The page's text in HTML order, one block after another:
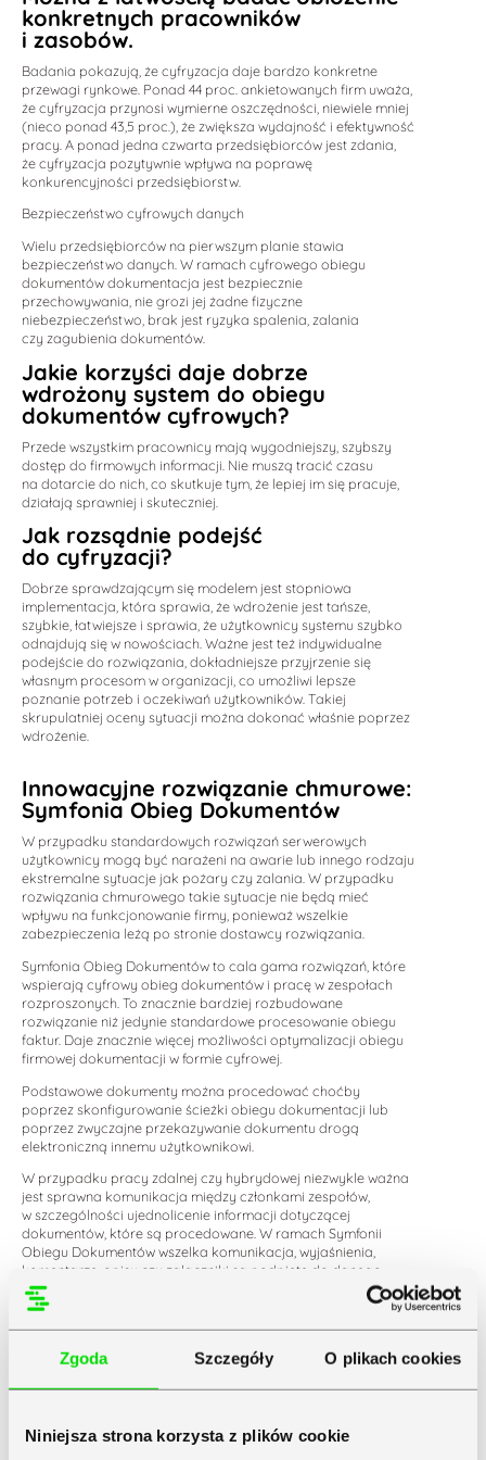
Zgoda Szczegóły O plikach cookies
Niniejsza strona korzysta z plików cookie
konkretnych pracowników
i zasobów.
Badania pokazują, że cyfryzacja daje bardzo konkretne
przewagi rynkowe. Ponad 44 proc. ankietowanych firm uważa,
że cyfryzacja przynosi wymierne oszczędności, niewiele mniej
(nieco ponad 43,5 proc.), że zwiększa wydajność i efektywność
pracy. A ponad jedna czwarta przedsiębiorców jest zdania,
że cyfryzacja pozytywnie wpływa na poprawę
konkurencyjności przedsiębiorstw.
Bezpieczeństwo cyfrowych danych
Wielu przedsiębiorców na pierwszym planie stawia
bezpieczeństwo danych. W ramach cyfrowego obiegu
dokumentów dokumentacja jest bezpiecznie
przechowywania, nie grozi jej żadne fizyczne
niebezpieczeństwo, brak jest ryzyka spalenia, zalania
czy zagubienia dokumentów.
Jakie korzyści daje dobrze
wdrożony system do obiegu
dokumentów cyfrowych?
Przede wszystkim pracownicy mają wygodniejszy, szybszy
dostęp do firmowych informacji. Nie muszą tracić czasu
na dotarcie do nich, co skutkuje tym, że lepiej im się pracuje,
działają sprawniej i skuteczniej.
Jak rozsądnie podejść
do cyfryzacji?
Dobrze sprawdzającym się modelem jest stopniowa
implementacja, która sprawia, że wdrożenie jest tańsze,
szybkie, łatwiejsze i sprawia, że użytkownicy systemu szybko
odnajdują się w nowościach. Ważne jest też indywidualne
podejście do rozwiązania, dokładniejsze przyjrzenie się
własnym procesom w organizacji, co umożliwi lepsze
poznanie potrzeb i oczekiwań użytkowników. Takiej
skrupulatniej oceny sytuacji można dokonać właśnie poprzez
wdrożenie.
Innowacyjne rozwiązanie chmurowe:
Symfonia Obieg Dokumentów
W przypadku standardowych rozwiązań serwerowych
użytkownicy mogą być narażeni na awarie lub innego rodzaju
ekstremalne sytuacje jak pożary czy zalania. W przypadku
rozwiązania chmurowego takie sytuacje nie będą mieć
wpływu na funkcjonowanie firmy, ponieważ wszelkie
zabezpieczenia leżą po stronie dostawcy rozwiązania.
Symfonia Obieg Dokumentów to cala gama rozwiązań, które
wspierają cyfrowy obieg dokumentów i pracę w zespołach
rozproszonych. To znacznie bardziej rozbudowane
rozwiązanie niż jedynie standardowe procesowanie obiegu
faktur. Daje znacznie więcej możliwości optymalizacji obiegu
firmowej dokumentacji w formie cyfrowej.
Podstawowe dokumenty można procedować choćby
poprzez skonfigurowanie ścieżki obiegu dokumentacji lub
poprzez zwyczajne przekazywanie dokumentu drogą
elektroniczną innemu użytkownikowi.
W przypadku pracy zdalnej czy hybrydowej niezwykle ważna
jest sprawna komunikacja między członkami zespołów,
w szczególności ujednolicenie informacji dotyczącej
dokumentów, które są procedowane. W ramach Symfonii
Obiegu Dokumentów wszelka komunikacja, wyjaśnienia,
komentarze, opisy czy załączniki są podpięte do danego
dokumentu. Dzięki temu każdy użytkownik ma dostęp
do pełnej wiedzy na temat tego, co działo się w ramach
procesu obiegu dokumentu. Nie ma potrzeby wyszukiwania
wyjaśniania, zbierania dodatkowych informacji. W ramach
Planowanie i realizacja zadań